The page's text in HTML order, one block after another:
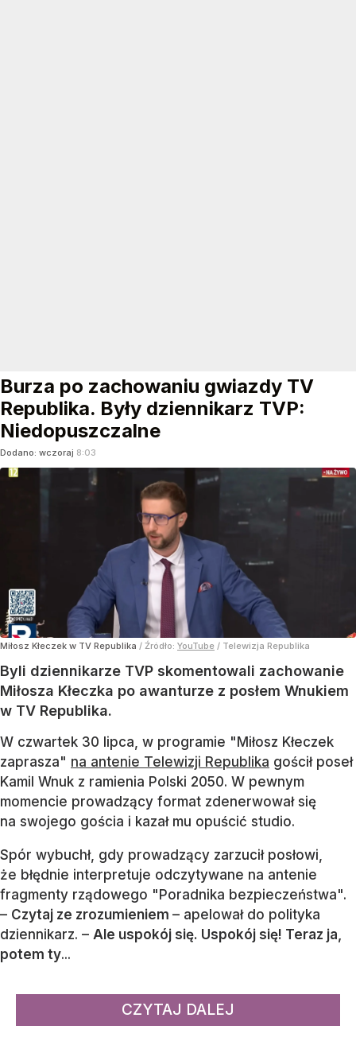
Burza po zachowaniu gwiazdy TV
Republika. Były dziennikarz TVP:
Niedopuszczalne
Dodano: wczoraj 8:03
Miłosz Kłeczek w TV Republika / Źródło: YouTube / Telewizja Republika
Byli dziennikarze TVP skomentowali zachowanie
Miłosza Kłeczka po awanturze z posłem Wnukiem
w TV Republika.
W czwartek 30 lipca, w programie "Miłosz Kłeczek
zaprasza" na antenie Telewizji Republika gościł poseł
Kamil Wnuk z ramienia Polski 2050. W pewnym
momencie prowadzący format zdenerwował się
na swojego gościa i kazał mu opuścić studio.
Spór wybuchł, gdy prowadzący zarzucił posłowi,
że błędnie interpretuje odczytywane na antenie
fragmenty rządowego "Poradnika bezpieczeństwa".
– Czytaj ze zrozumieniem – apelował do polityka
dziennikarz. – Ale uspokój się. Uspokój się! Teraz ja,
potem ty...
CZYTAJ DALEJ